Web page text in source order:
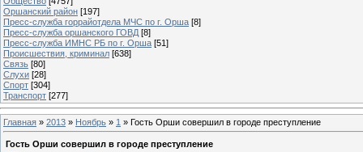
Оршанский район [197]
Пресс-служба горрайотдела МЧС по г. Орша [8]
Пресс-служба оршанского ГОВД [8]
Пресс-служба ИМНС РБ по г. Орша [51]
Проиcшествия, криминал [638]
Связь [80]
Слухи [28]
Спорт [304]
Транспорт [277]
Главная » 2013 » Ноябрь » 1 » Гость Орши совершил в городе преступление
Гость Орши совершил в городе преступление